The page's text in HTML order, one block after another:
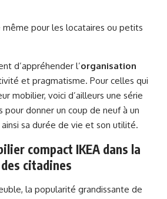
même pour les locataires ou petits
d’appréhender l’organisation
et pragmatisme. Pour celles qui
mobilier, voici d’ailleurs une série
pour donner un coup de neuf à un
sa durée de vie et son utilité.
compact IKEA dans la
citadines
la popularité grandissante de